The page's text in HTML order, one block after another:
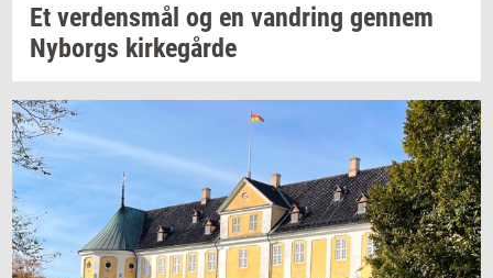
Et ver­dens­mål og en van­dring gen­nem
Ny­borgs kir­ke­går­de